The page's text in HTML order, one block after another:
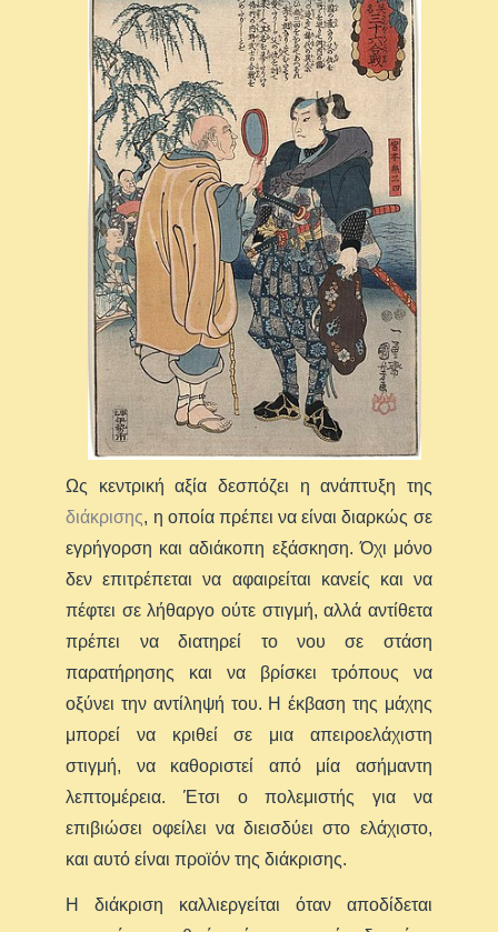
Ως κεντρική αξία δεσπόζει η ανάπτυξη της
διάκρισης, η οποία πρέπει να είναι διαρκώς σε
εγρήγορση και αδιάκοπη εξάσκηση. Όχι μόνο
δεν επιτρέπεται να αφαιρείται κανείς και να
πέφτει σε λήθαργο ούτε στιγμή, αλλά αντίθετα
πρέπει να διατηρεί το νου σε στάση
παρατήρησης και να βρίσκει τρόπους να
οξύνει την αντίληψή του. Η έκβαση της μάχης
μπορεί να κριθεί σε μια απειροελάχιστη
στιγμή, να καθοριστεί από μία ασήμαντη
λεπτομέρεια. Έτσι ο πολεμιστής για να
επιβιώσει οφείλει να διεισδύει στο ελάχιστο,
και αυτό είναι προϊόν της διάκρισης.
Η διάκριση καλλιεργείται όταν αποδίδεται